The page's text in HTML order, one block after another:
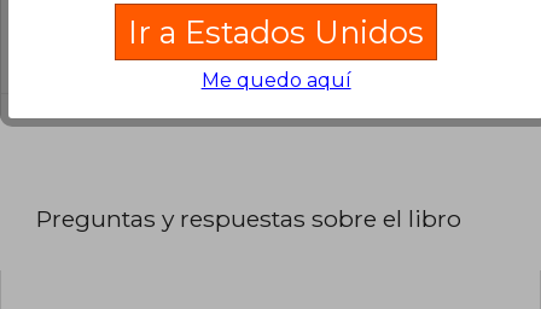
¿Cuál es la encuadernación de este libro?
La encuadernación de esta edición es Grapada.
Preguntas y respuestas sobre el libro
Ir a Estados Unidos
Me quedo aquí